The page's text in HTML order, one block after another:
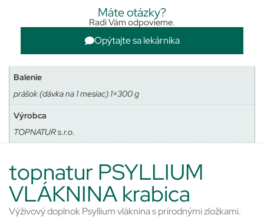
Máte otázky?
Radi Vám odpovieme.
Opýtajte sa lekárnika
Balenie
prášok (dávka na 1 mesiac) 1×300 g
Výrobca
TOPNATUR s.r.o.
topnatur PSYLLIUM
VLÁKNINA krabica
Výživový doplnok Psyllium vláknina s prírodnými zložkami.